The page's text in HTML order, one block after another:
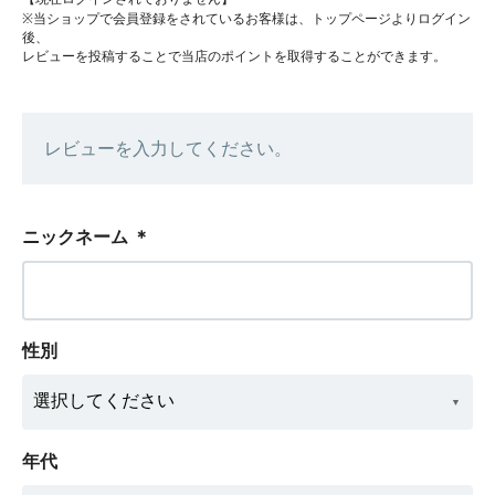
※当ショップで会員登録をされているお客様は、トップページよりログイン
後、
レビューを投稿することで当店のポイントを取得することができます。
レビューを入力してください。
ニックネーム ＊
性別
年代